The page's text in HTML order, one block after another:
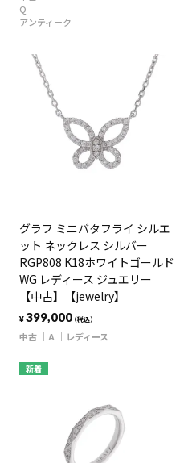
Q
アンティーク
グラフ ミニバタフライ シルエ
ット ネックレス シルバー
RGP808 K18ホワイトゴールド
WG レディース ジュエリー
【中古】【jewelry】
¥399,000（税込）
中古 A レディース
新着